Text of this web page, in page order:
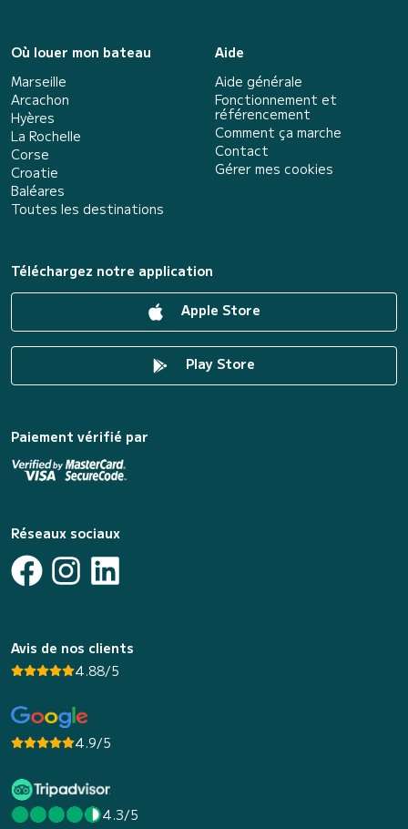
Où louer mon bateau
Marseille
Arcachon
Hyères
La Rochelle
Corse
Croatie
Baléares
Toutes les destinations
Aide
Aide générale
Fonctionnement et
référencement
Comment ça marche
Contact
Gérer mes cookies
Téléchargez notre application
Apple Store
Play Store
Paiement vérifié par
Réseaux sociaux
Avis de nos clients
4.88/5
4.9/5
4.3/5